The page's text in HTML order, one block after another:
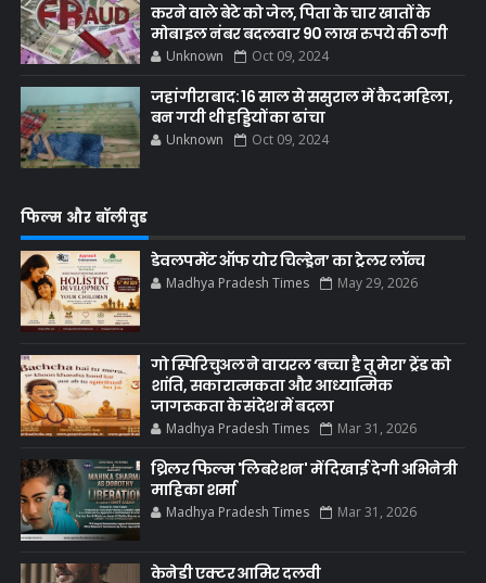
करने वाले बेटे को जेल, पिता के चार खातों के
मोबाइल नंबर बदलवार 90 लाख रुपये की ठगी
Unknown Oct 09, 2024
जहांगीराबाद: 16 साल से ससुराल में कैद महिला,
बन गयी थी हड्डियों का ढांचा
Unknown Oct 09, 2024
फिल्म और बॉलीवुड
डेवलपमेंट ऑफ योर चिल्ड्रेन’ का ट्रेलर लॉन्च
Madhya Pradesh Times May 29, 2026
गो स्पिरिचुअल ने वायरल ‘बच्चा है तू मेरा’ ट्रेंड को
शांति, सकारात्मकता और आध्यात्मिक
जागरूकता के संदेश में बदला
Madhya Pradesh Times Mar 31, 2026
थ्रिलर फिल्म 'लिबरेशन' में दिखाई देगी अभिनेत्री
माहिका शर्मा
Madhya Pradesh Times Mar 31, 2026
केनेडी एक्टर आमिर दलवी